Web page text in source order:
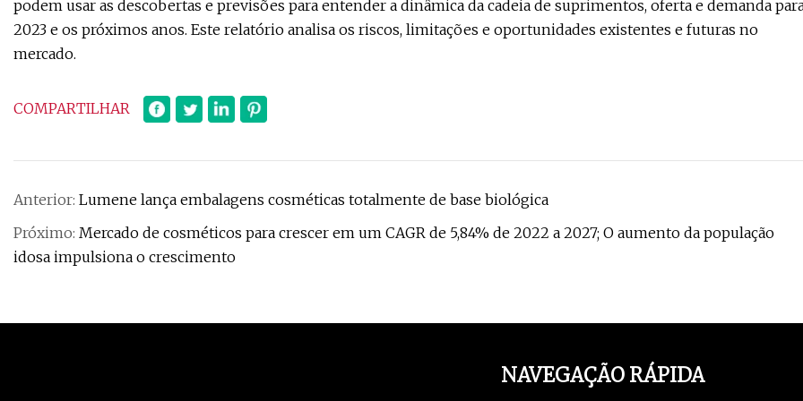
podem usar as descobertas e previsões para entender a dinâmica da cadeia de suprimentos, oferta e demanda
2023 e os próximos anos. Este relatório analisa os riscos, limitações e oportunidades existentes e futuras no
mercado.
COMPARTILHAR
Anterior: Lumene lança embalagens cosméticas totalmente de base biológica
Próximo: Mercado de cosméticos para crescer em um CAGR de 5,84% de 2022 a 2027; O aumento da população
idosa impulsiona o crescimento
NAVEGAÇÃO RÁPIDA